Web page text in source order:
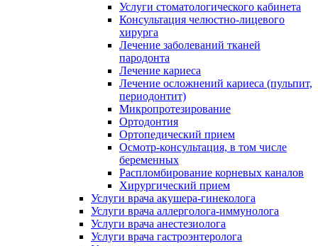
Услуги стоматологического кабинета
Консультация челюстно-лицевого
хирурга
Лечение заболеваний тканей
пародонта
Лечение кариеса
Лечение осложнений кариеса (пульпит,
периодонтит)
Микропротезирование
Ортодонтия
Ортопедический прием
Осмотр-консультация, в том числе
беременных
Распломбирование корневых каналов
Хирургический прием
Услуги врача акушера-гинеколога
Услуги врача аллерголога-иммунолога
Услуги врача анестезиолога
Услуги врача гастроэнтеролога